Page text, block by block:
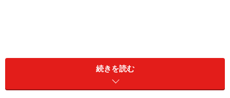
周りにこんな人はいませんか？
睡眠相後退症候群というのは、「 睡眠の時間帯が、好ま
続きを読む